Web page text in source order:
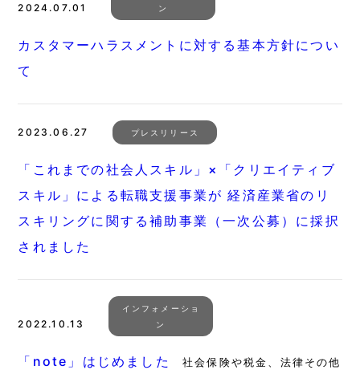
2024.07.01
ン
カスタマーハラスメントに対する基本方針につい
て
2023.06.27 プレスリリース
「これまでの社会人スキル」×「クリエイティブ
スキル」による転職支援事業が 経済産業省のリ
スキリングに関する補助事業（一次公募）に採択
されました
2022.10.13
インフォメーショ
ン
「note」はじめました
社会保険や税金、法律その他